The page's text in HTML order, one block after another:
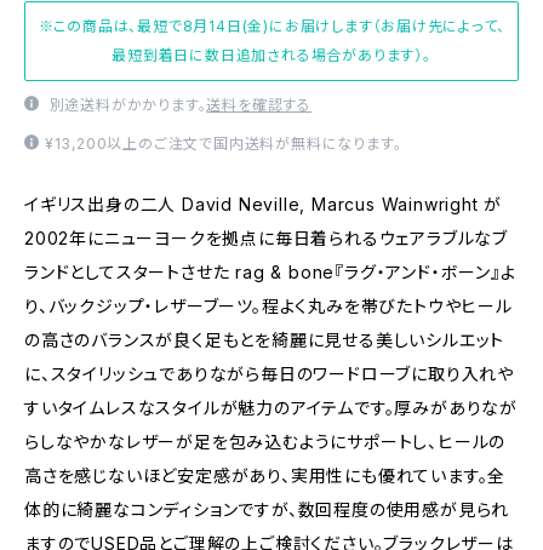
※この商品は、最短で8月14日(金)にお届けします（お届け先によって、
最短到着日に数日追加される場合があります）。
別途送料がかかります。送料を確認する
¥13,200以上のご注文で国内送料が無料になります。
イギリス出身の二人 David Neville, Marcus Wainwright が
2002年にニューヨークを拠点に毎日着られるウェアラブルなブ
ランドとしてスタートさせた rag & bone『ラグ・アンド・ボーン』よ
り、バックジップ・レザーブーツ。程よく丸みを帯びたトウやヒール
の高さのバランスが良く足もとを綺麗に見せる美しいシルエット
に、スタイリッシュでありながら毎日のワードローブに取り入れや
すいタイムレスなスタイルが魅力のアイテムです。厚みがありなが
らしなやかなレザーが足を包み込むようにサポートし、ヒールの
高さを感じないほど安定感があり、実用性にも優れています。全
体的に綺麗なコンディションですが、数回程度の使用感が見られ
ますのでUSED品とご理解の上ご検討ください。ブラックレザーは